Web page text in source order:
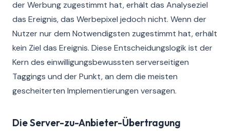
der Werbung zugestimmt hat, erhält das Analyseziel
das Ereignis, das Werbepixel jedoch nicht. Wenn der
Nutzer nur dem Notwendigsten zugestimmt hat, erhält
kein Ziel das Ereignis. Diese Entscheidungslogik ist der
Kern des einwilligungsbewussten serverseitigen
Taggings und der Punkt, an dem die meisten
gescheiterten Implementierungen versagen.
Die Server-zu-Anbieter-Übertragung